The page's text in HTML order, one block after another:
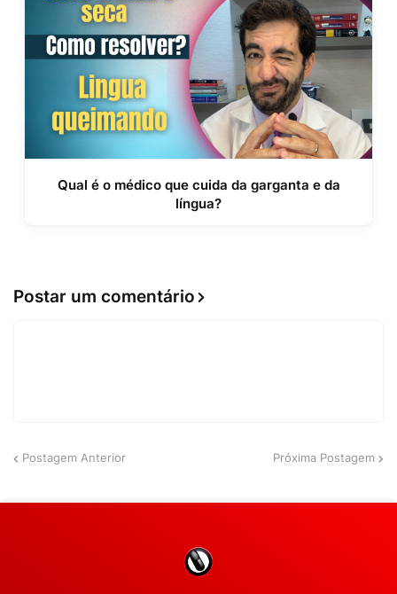
Qual é o médico que cuida da garganta e da
língua?
Postar um comentário
Postagem Anterior Próxima Postagem